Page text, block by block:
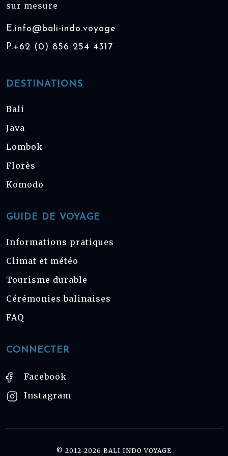
sur mesure
E.info@bali-indo.voyage
P.+62 (0) 856 254 4317
DESTINATIONS
Bali
Java
Lombok
Florès
Komodo
GUIDE DE VOYAGE
Informations pratiques
Climat et météo
Tourisme durable
Cérémonies balinaises
FAQ
CONNECTER
Facebook
Instagram
© 2012-2026 BALI INDO VOYAGE